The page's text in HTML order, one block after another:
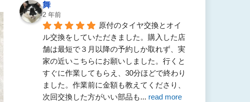
舞
2 年前
原付のタイヤ交換とオイ
ル交換をしていただきました。購入した店
舗は最短で３月以降の予約しか取れず、実
家の近いこちらにお願いしました。行くと
すぐに作業してもらえ、30分ほどで終わり
ました。作業前に金額も教えてくださり、
次回交換した方がいい部品も... read more